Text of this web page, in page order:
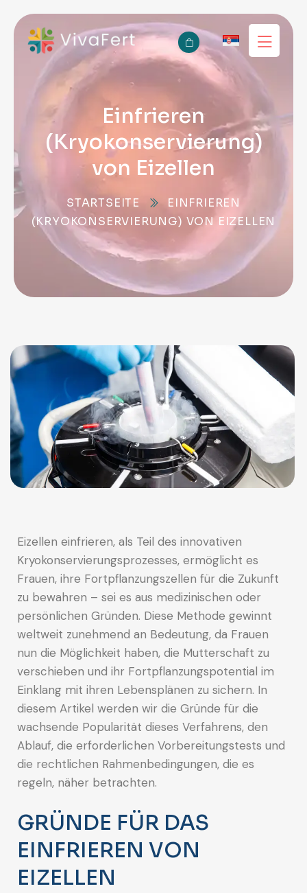
Einfrieren
(Kryokonservierung)
von Eizellen
STARTSEITE
EINFRIEREN
(KRYOKONSERVIERUNG) VON EIZELLEN
Eizellen einfrieren, als Teil des innovativen
Kryokonservierungsprozesses, ermöglicht es
Frauen, ihre Fortpflanzungszellen für die Zukunft
zu bewahren – sei es aus medizinischen oder
persönlichen Gründen. Diese Methode gewinnt
weltweit zunehmend an Bedeutung, da Frauen
nun die Möglichkeit haben, die Mutterschaft zu
verschieben und ihr Fortpflanzungspotential im
Einklang mit ihren Lebensplänen zu sichern. In
diesem Artikel werden wir die Gründe für die
wachsende Popularität dieses Verfahrens, den
Ablauf, die erforderlichen Vorbereitungstests und
die rechtlichen Rahmenbedingungen, die es
regeln, näher betrachten.
GRÜNDE FÜR DAS
EINFRIEREN VON
EIZELLEN